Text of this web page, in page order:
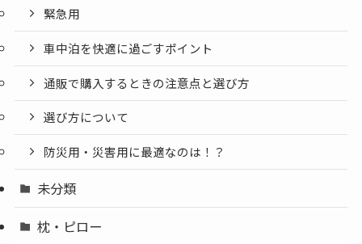
緊急用
車中泊を快適に過ごすポイント
通販で購入するときの注意点と選び方
選び方について
防災用・災害用に最適なのは！？
未分類
枕・ピロー